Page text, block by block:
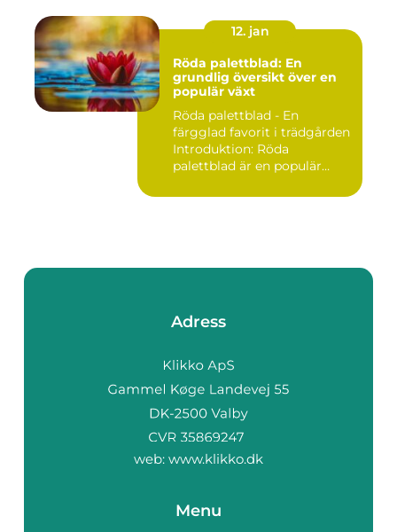
12. jan
Röda palettblad: En
grundlig översikt över en
populär växt
Röda palettblad - En
färgglad favorit i trädgården
Introduktion: Röda
palettblad är en populär
Adress
web: www.klikko.dk
Menu